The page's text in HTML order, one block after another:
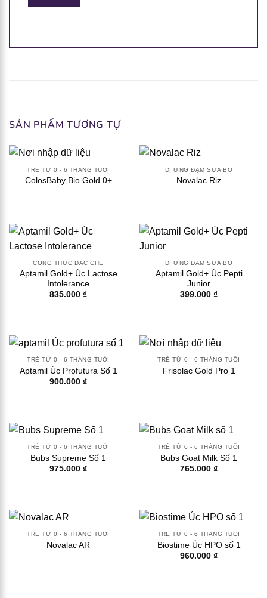
SẢN PHẨM TƯƠNG TỰ
TRẺ TỪ 0 - 6 THÁNG TUỔI
ColosBaby Bio Gold 0+
DỊ ỨNG ĐẠM SỮA BÒ
Novalac Riz
CÔNG THỨC ĐẶC CHẾ
Aptamil Gold+ Úc Lactose
Intolerance
835.000 ₫
DỊ ỨNG ĐẠM SỮA BÒ
Aptamil Gold+ Úc Pepti
Junior
399.000 ₫
TRẺ TỪ 0 - 6 THÁNG TUỔI
Aptamil Úc Profutura Số 1
900.000 ₫
TRẺ TỪ 0 - 6 THÁNG TUỔI
Frisolac Gold Pro 1
TRẺ TỪ 0 - 6 THÁNG TUỔI
Bubs Supreme Số 1
975.000 ₫
TRẺ TỪ 0 - 6 THÁNG TUỔI
Bubs Goat Milk Số 1
765.000 ₫
TRẺ TỪ 0 - 6 THÁNG TUỔI
Novalac AR
TRẺ TỪ 0 - 6 THÁNG TUỔI
Biostime Úc HPO số 1
960.000 ₫